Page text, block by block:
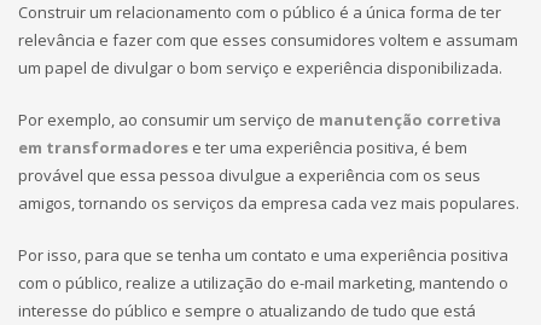
Construir um relacionamento com o público é a única forma de ter
relevância e fazer com que esses consumidores voltem e assumam
um papel de divulgar o bom serviço e experiência disponibilizada.
Por exemplo, ao consumir um serviço de manutenção corretiva
em transformadores e ter uma experiência positiva, é bem
provável que essa pessoa divulgue a experiência com os seus
amigos, tornando os serviços da empresa cada vez mais populares.
Por isso, para que se tenha um contato e uma experiência positiva
com o público, realize a utilização do e-mail marketing, mantendo o
interesse do público e sempre o atualizando de tudo que está